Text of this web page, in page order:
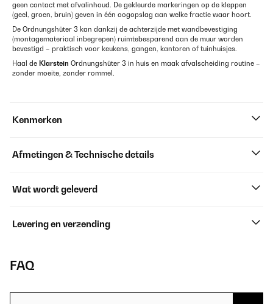
geen contact met afvalinhoud. De gekleurde markeringen op de kleppen
(geel, groen, bruin) geven in één oogopslag aan welke fractie waar hoort.
De Ordnungshüter 3 kan dankzij de achterzijde met wandbevestiging
(montagemateriaal inbegrepen) ruimtebesparend aan de muur worden
bevestigd – praktisch voor keukens, gangen, kantoren of tuinhuisjes.
Haal de Klarstein Ordnungshüter 3 in huis en maak afvalscheiding routine –
zonder moeite, zonder rommel.
Kenmerken
Afmetingen & Technische details
Wat wordt geleverd
Levering en verzending
FAQ